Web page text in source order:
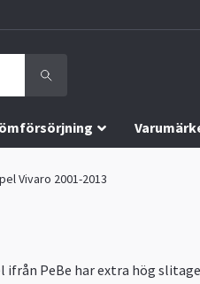
Vivaro 2001-2013
PeBe har extra hög